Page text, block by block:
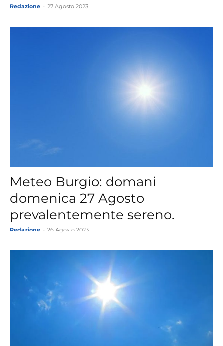
Redazione 27 Agosto 2023
Meteo Burgio: domani
domenica 27 Agosto
prevalentemente sereno.
Redazione 26 Agosto 2023